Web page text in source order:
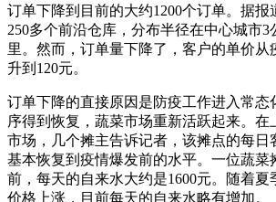
订单下降到目前的大约1200个订单。据
250多个前沿仓库，分布半径在中心城市3
里。然而，订单量下降了，客户的单价从
升到120元。
订单下降的直接原因是防疫工作进入常态
序得到恢复，蔬菜市场重新活跃起来。在
市场，几个摊主告诉记者，该摊点的每日
基本恢复到疫情爆发前的水平。一位蔬菜
前，每天的自来水大约是1600元。随着夏
价格上涨，目前每天的自来水略有增加。